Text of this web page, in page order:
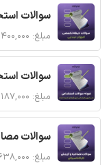
سوالات
مبلغ: ۴۰۰,۰۰۰ تومان
سوالات
مبلغ: ۱۸۷,۰۰۰ تومان
سوالات
مبلغ: ۶۳۸,۰۰۰ تومان